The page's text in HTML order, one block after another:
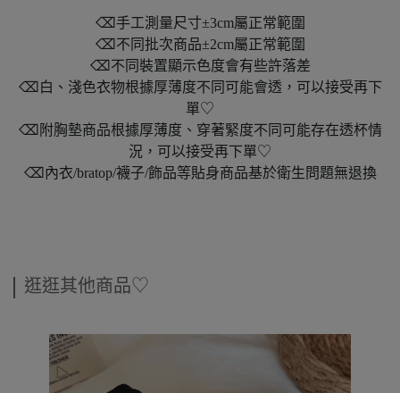
⌫手工測量尺寸±3cm屬正常範圍
⌫不同批次商品±2cm屬正常範圍
⌫不同裝置顯示色度會有些許落差
⌫白、淺色衣物根據厚薄度不同可能會透，可以接受再下
單♡
⌫附胸墊商品根據厚薄度、穿著緊度不同可能存在透杯情
況，可以接受再下單♡
⌫內衣/bratop/襪子/飾品等貼身商品基於衛生問題無退換
逛逛其他商品♡